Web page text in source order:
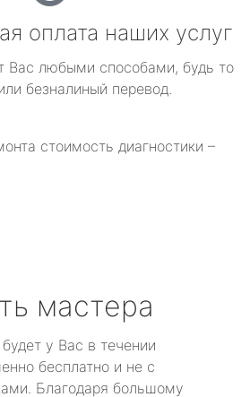
оплата наших услуг
Вас любыми способами, будь то
безналиный перевод.
стоимость диагностики –
мастера
у Вас в течении
бесплатно и не с
Благодаря большому